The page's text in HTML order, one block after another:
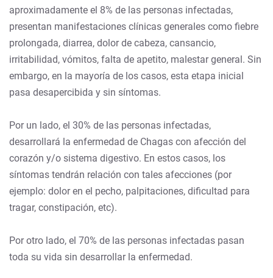
aproximadamente el 8% de las personas infectadas,
presentan manifestaciones clínicas generales como fiebre
prolongada, diarrea, dolor de cabeza, cansancio,
irritabilidad, vómitos, falta de apetito, malestar general. Sin
embargo, en la mayoría de los casos, esta etapa inicial
pasa desapercibida y sin síntomas.
Por un lado, el 30% de las personas infectadas,
desarrollará la enfermedad de Chagas con afección del
corazón y/o sistema digestivo. En estos casos, los
síntomas tendrán relación con tales afecciones (por
ejemplo: dolor en el pecho, palpitaciones, dificultad para
tragar, constipación, etc).
Por otro lado, el 70% de las personas infectadas pasan
toda su vida sin desarrollar la enfermedad.